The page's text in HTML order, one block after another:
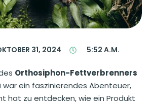
31, 2024 5:52 A.M.
Orthosiphon-Fettverbrenners
war ein faszinierendes Abenteuer,
hat zu entdecken, wie ein Produkt